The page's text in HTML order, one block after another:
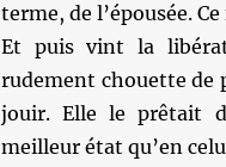
terme, de l’épousée.
Et puis vint la
rudement chouette de
jouir. Elle le prêtait
meilleur état qu’en